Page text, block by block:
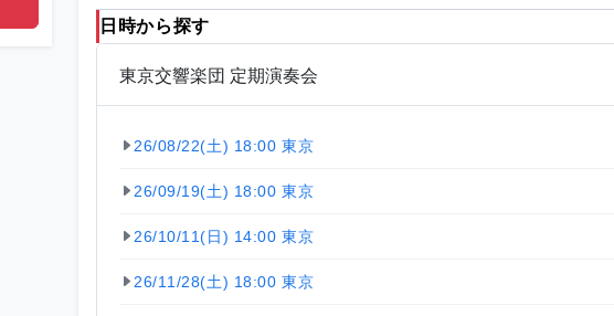
日時から探す
東京交響楽団 定期演奏会
26/08/22(土) 18:00 東京
26/09/19(土) 18:00 東京
26/10/11(日) 14:00 東京
26/11/28(土) 18:00 東京